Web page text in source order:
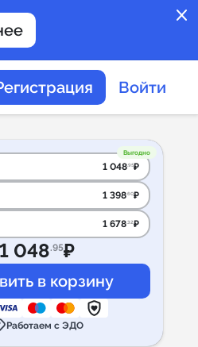
close
в
Войти
Выгодно
1 048.95₽
1 398.60₽
1 678.32₽
1 048.95₽
Работаем с ЭДО